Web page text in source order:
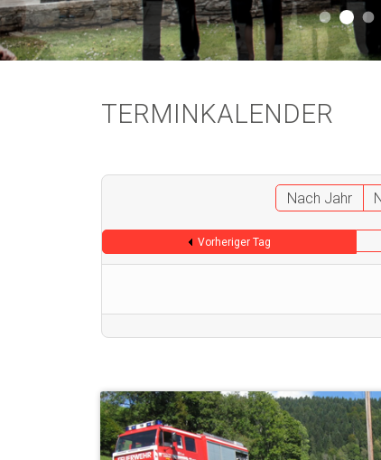
Aktuell
TERMINKALENDER
Nach Jahr
Vorheriger Tag